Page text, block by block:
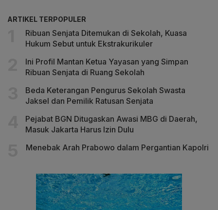
ARTIKEL TERPOPULER
Ribuan Senjata Ditemukan di Sekolah, Kuasa
Hukum Sebut untuk Ekstrakurikuler
Ini Profil Mantan Ketua Yayasan yang Simpan
Ribuan Senjata di Ruang Sekolah
Beda Keterangan Pengurus Sekolah Swasta
Jaksel dan Pemilik Ratusan Senjata
Pejabat BGN Ditugaskan Awasi MBG di Daerah,
Masuk Jakarta Harus Izin Dulu
Menebak Arah Prabowo dalam Pergantian Kapolri